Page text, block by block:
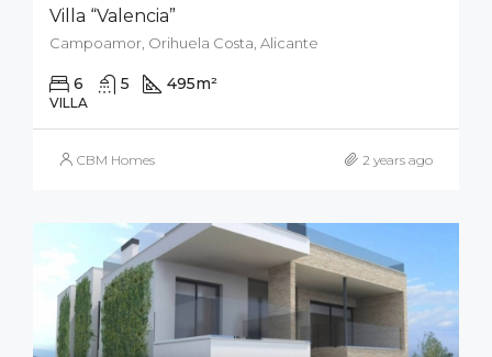
Villa “Valencia”
Campoamor, Orihuela Costa, Alicante
6 5 495m²
VILLA
CBM Homes 2 years ago